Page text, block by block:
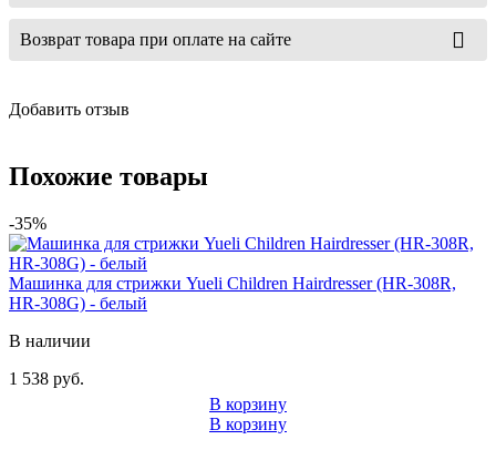
Возврат товара при оплате на сайте
Добавить отзыв
Похожие товары
-35%
Машинка для стрижки Yueli Children Hairdresser (HR-308R,
HR-308G) - белый
В наличии
1 538 руб.
В корзину
В корзину